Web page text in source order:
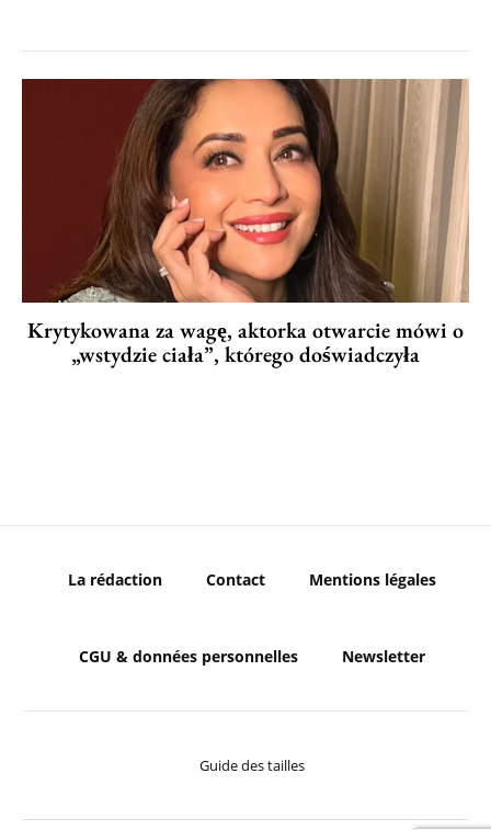
Krytykowana za wagę, aktorka otwarcie mówi o
„wstydzie ciała”, którego doświadczyła
La rédaction Contact Mentions légales
CGU & données personnelles Newsletter
Guide des tailles